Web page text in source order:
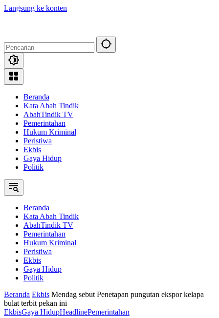
Langsung ke konten
Beranda
Kata Abah Tindik
AbahTindik TV
Pemerintahan
Hukum Kriminal
Peristiwa
Ekbis
Gaya Hidup
Politik
Beranda
Kata Abah Tindik
AbahTindik TV
Pemerintahan
Hukum Kriminal
Peristiwa
Ekbis
Gaya Hidup
Politik
Beranda Ekbis Mendag sebut Penetapan pungutan ekspor kelapa
bulat terbit pekan ini
EkbisGaya HidupHeadlinePemerintahan